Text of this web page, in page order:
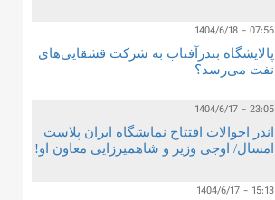
1404/6/18 - 07:56
پالایشگاه بندرآفتاب به شرکت قشقایی‌های
نفت می‌رسد؟
1404/6/17 - 23:05
اندر احوالات افتتاح نمایشگاه ایران پلاست
امسال/ اوجی وزیر و شاهمیرزایی معاون او!
1404/6/17 - 15:13